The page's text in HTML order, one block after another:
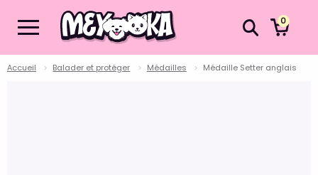
0
Accueil Balader et protéger Médailles Médaille Setter anglais